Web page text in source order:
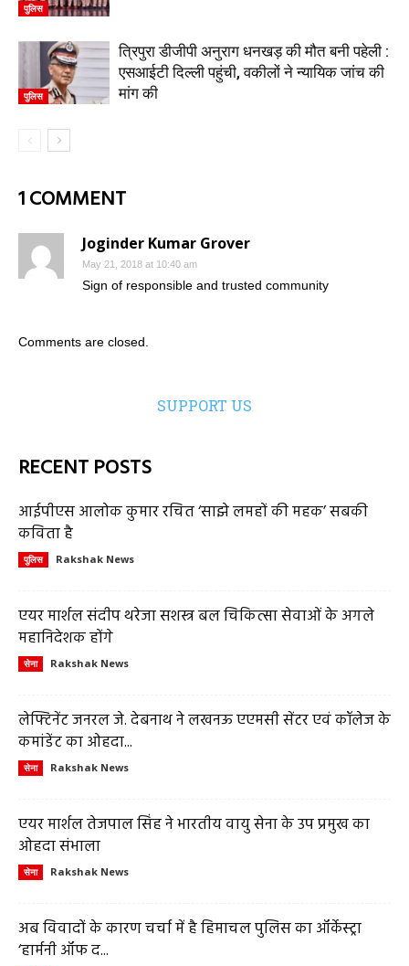
पुलिस
पुलिस
त्रिपुरा डीजीपी अनुराग धनखड़ की मौत बनी पहेली :
एसआईटी दिल्ली पहुंची, वकीलों ने न्यायिक जांच की
मांग की
1 COMMENT
Joginder Kumar Grover
May 21, 2018 at 10:40 am
Sign of responsible and trusted community
Comments are closed.
SUPPORT US
RECENT POSTS
आईपीएस आलोक कुमार रचित ‘साझे लमहों की महक’ सबकी
कविता है
पुलिस Rakshak News
एयर मार्शल संदीप थरेजा सशस्त्र बल चिकित्सा सेवाओं के अगले
महानिदेशक होंगे
सेना Rakshak News
लेफ्टिनेंट जनरल जे. देबनाथ ने लखनऊ एएमसी सेंटर एवं कॉलेज के
कमांडेंट का ओहदा...
सेना Rakshak News
एयर मार्शल तेजपाल सिंह ने भारतीय वायु सेना के उप प्रमुख का
ओहदा संभाला
सेना Rakshak News
अब विवादों के कारण चर्चा में है हिमाचल पुलिस का ऑर्केस्ट्रा
‘हार्मनी ऑफ द...